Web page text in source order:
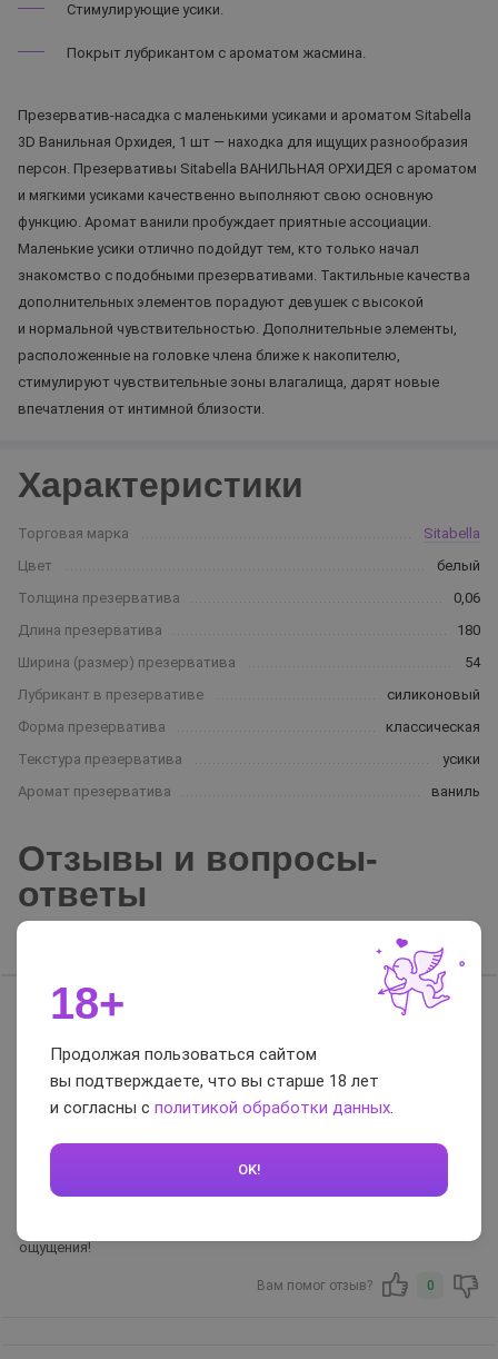
Стимулирующие усики.
Покрыт лубрикантом с ароматом жасмина.
Презерватив-насадка с маленькими усиками и ароматом Sitabella
3D Ванильная Орхидея, 1 шт — находка для ищущих разнообразия
персон. Презервативы Sitabella ВАНИЛЬНАЯ ОРХИДЕЯ с ароматом
и мягкими усиками качественно выполняют свою основную
функцию. Аромат ванили пробуждает приятные ассоциации.
Маленькие усики отлично подойдут тем, кто только начал
знакомство с подобными презервативами. Тактильные качества
дополнительных элементов порадуют девушек с высокой
и нормальной чувствительностью. Дополнительные элементы,
расположенные на головке члена ближе к накопителю,
стимулируют чувствительные зоны влагалища, дарят новые
впечатления от интимной близости.
Характеристики
Торговая марка
Sitabella
Цвет
белый
Толщина презерватива
0,06
Длина презерватива
180
Ширина (размер) презерватива
54
Лубрикант в презервативе
силиконовый
Форма презерватива
классическая
Текстура презерватива
усики
Аромат презерватива
ваниль
Отзывы и вопросы-
ответы
Недостатки:
Комментарий:
ощущения!
Вам помог отзыв? 0
18+
Продолжая пользоваться сайтом
вы подтверждаете, что вы старше 18 лет
и согласны с политикой обработки данных
OK!